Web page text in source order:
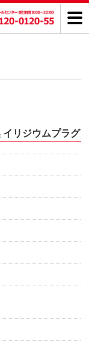
リジウムプラグ